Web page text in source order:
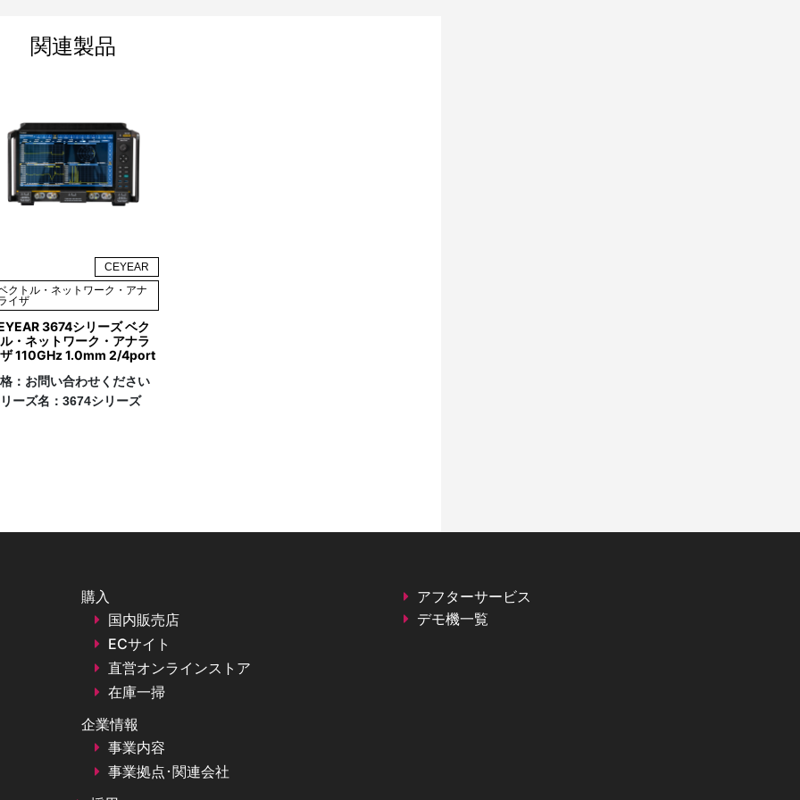
関連製品
CEYEAR
クトル・ネットワーク・アナ
イザ
3674シリーズ ベク
ル・ネットワーク・アナラ
110GHz 1.0mm 2/4port
： お問い合わせください
ーズ名： 3674シリーズ
購入
国内販売店
ECサイト
直営オンラインストア
在庫一掃
企業情報
事業内容
事業拠点･関連会社
アフターサービス
デモ機一覧